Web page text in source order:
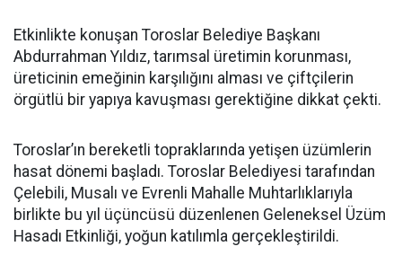
Etkinlikte konuşan Toroslar Belediye Başkanı
Abdurrahman Yıldız, tarımsal üretimin korunması,
üreticinin emeğinin karşılığını alması ve çiftçilerin
örgütlü bir yapıya kavuşması gerektiğine dikkat çekti.
Toroslar’ın bereketli topraklarında yetişen üzümlerin
hasat dönemi başladı. Toroslar Belediyesi tarafından
Çelebili, Musalı ve Evrenli Mahalle Muhtarlıklarıyla
birlikte bu yıl üçüncüsü düzenlenen Geleneksel Üzüm
Hasadı Etkinliği, yoğun katılımla gerçekleştirildi.